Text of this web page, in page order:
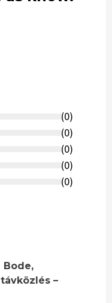
(0)
(0)
(0)
(0)
(0)
Bode,
–